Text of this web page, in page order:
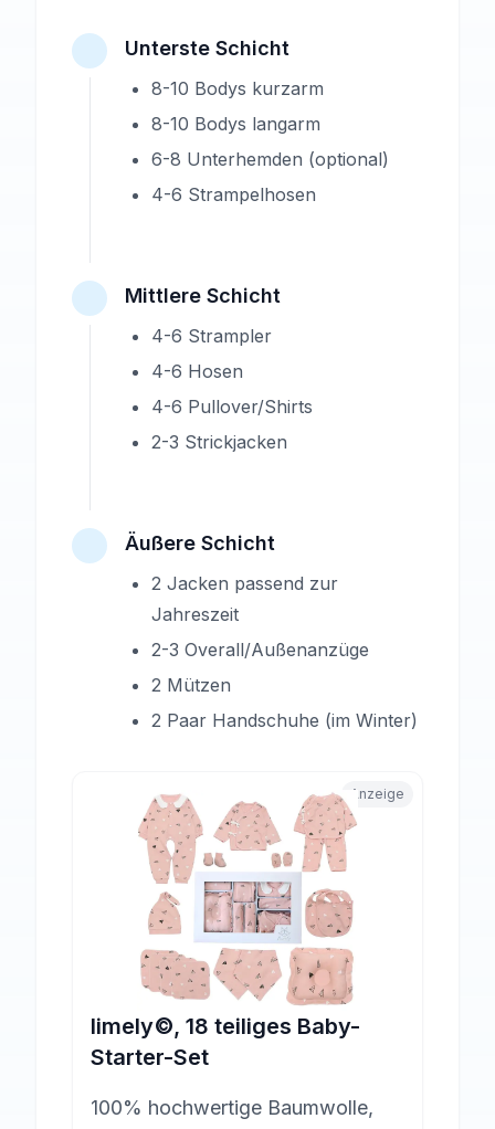
Unterste Schicht
8-10 Bodys kurzarm
8-10 Bodys langarm
6-8 Unterhemden (optional)
4-6 Strampelhosen
Mittlere Schicht
4-6 Strampler
4-6 Hosen
4-6 Pullover/Shirts
2-3 Strickjacken
Äußere Schicht
2 Jacken passend zur
Jahreszeit
2-3 Overall/Außenanzüge
2 Mützen
2 Paar Handschuhe (im Winter)
Anzeige
limely©, 18 teiliges Baby-
Starter-Set
100% hochwertige Baumwolle,